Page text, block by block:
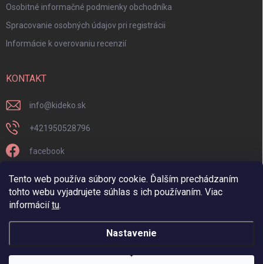
Tento web používa súbory cookie. Ďalším prechádzaním
tohto webu vyjadrujete súhlas s ich používaním. Viac
informáciítu.
Nastavenie
Osobitné informačné podmienky obchodníka
Spracovanie osobných údajov pri registrácii
Informácie k overovaniu recenzií
KONTAKT
info@kideko.sk
+421950528796
facebook
kideko.sk/